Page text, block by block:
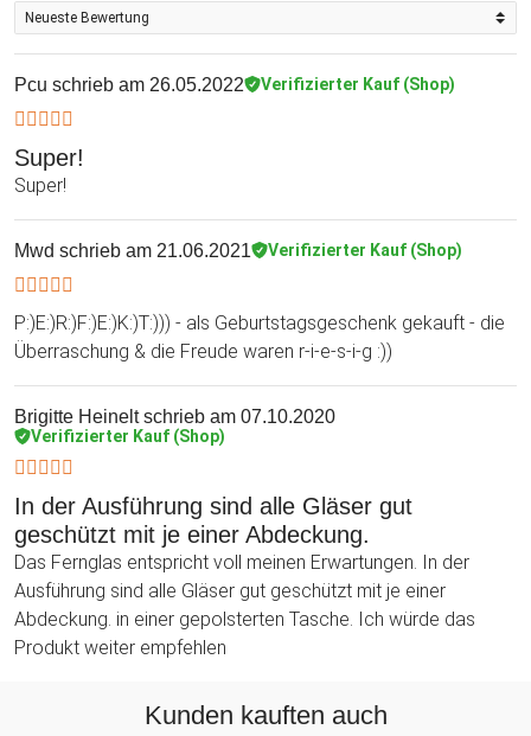
Stück beschenken möchtest, braucht es natürlich keinen
Anlass! Lege es einfach in den Warenkorb und es dauert
Pcu schrieb am 26.05.2022 Verifizierter Kauf (Shop)
Super!
Super!
Mwd schrieb am 21.06.2021 Verifizierter Kauf (Shop)
P:)E:)R:)F:)E:)K:)T:))) - als Geburtstagsgeschenk gekauft - die
Überraschung & die Freude waren r-i-e-s-i-g :))
Brigitte Heineltschrieb am 07.10.2020
Verifizierter Kauf (Shop)
In der Ausführung sind alle Gläser gut
geschützt mit je einer Abdeckung.
Das Fernglas entspricht voll meinen Erwartungen. In der
Ausführung sind alle Gläser gut geschützt mit je einer
Abdeckung. in einer gepolsterten Tasche. Ich würde das
Produkt weiter empfehlen
Kunden kauften auch